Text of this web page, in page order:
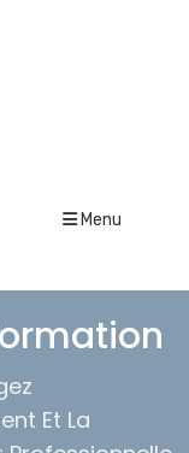
Menu
Et La